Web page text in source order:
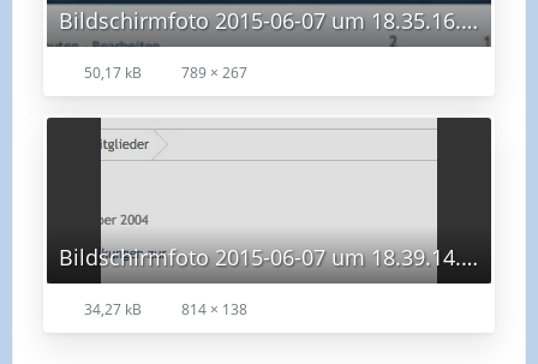
Bildschirmfoto 2015-06-07 um 18.35.16.png
50,17 kB 789 × 267
Bildschirmfoto 2015-06-07 um 18.39.14.png
34,27 kB 814 × 138